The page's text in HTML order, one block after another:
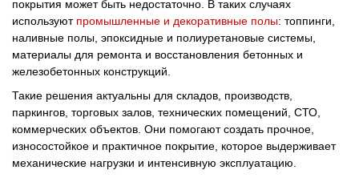
покрытия может быть недостаточно. В таких случаях
используют промышленные и декоративные полы: топпинги,
наливные полы, эпоксидные и полиуретановые системы,
материалы для ремонта и восстановления бетонных и
железобетонных конструкций.
Такие решения актуальны для складов, производств,
паркингов, торговых залов, технических помещений, СТО,
коммерческих объектов. Они помогают создать прочное,
износостойкое и практичное покрытие, которое выдерживает
механические нагрузки и интенсивную эксплуатацию.